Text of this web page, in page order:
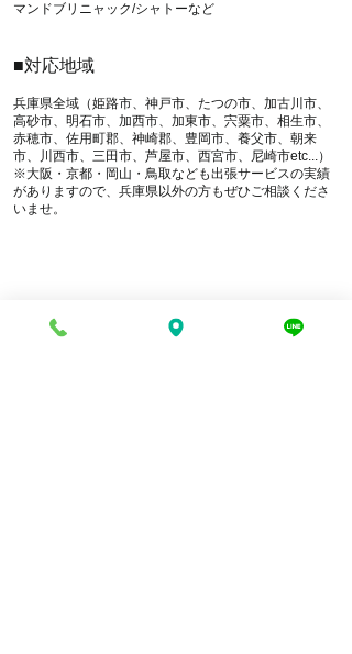
マンドブリニャック/シャトーなど
■対応地域
兵庫県全域（姫路市、神戸市、たつの市、加古川市、
高砂市、明石市、加西市、加東市、宍粟市、相生市、
赤穂市、佐用町郡、神崎郡、豊岡市、養父市、朝来
市、川西市、三田市、芦屋市、西宮市、尼崎市etc...）
※大阪・京都・岡山・鳥取なども出張サービスの実績
がありますので、兵庫県以外の方もぜひご相談くださ
いませ。